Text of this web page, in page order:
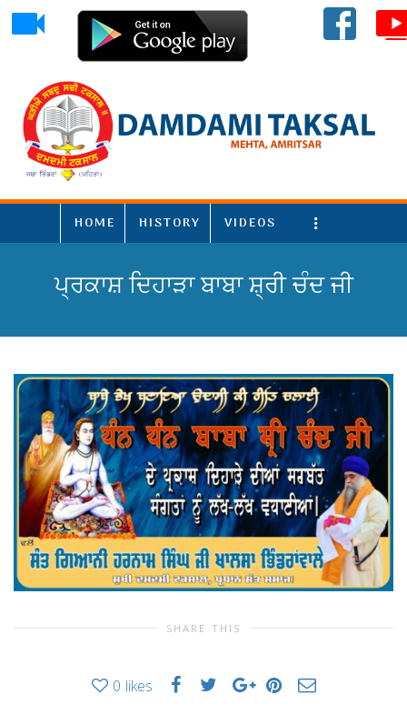
HOME HISTORY VIDEOS More
ਪ੍ਰਕਾਸ਼ ਦਿਹਾੜਾ ਬਾਬਾ ਸ਼੍ਰੀ ਚੰਦ ਜੀ
SHARE THIS
0 likes